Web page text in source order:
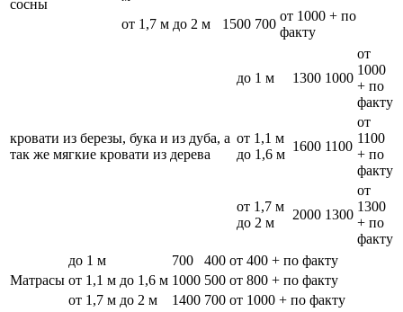
сосны
от 1,7 м до 2 м 1500 700
от 1000 + по
факту
кровати из березы, бука и из дуба, а
так же мягкие кровати из дерева
до 1 м 1300 1000
от
1000
+ по
факту
от 1,1 м
до 1,6 м
1600 1100
от
1100
+ по
факту
от 1,7 м
до 2 м
2000 1300
от
1300
+ по
факту
Матрасы
до 1 м 700 400 от 400 + по факту
от 1,1 м до 1,6 м 1000 500 от 800 + по факту
от 1,7 м до 2 м
1400 700 от 1000 + по факту